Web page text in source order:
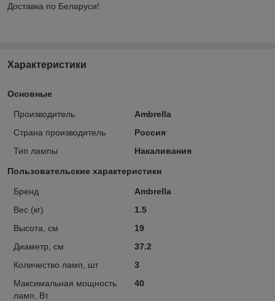
Доставка по Беларуси!
Характеристики
Основные
Производитель
Ambrella
Страна производитель
Россия
Тип лампы
Накаливания
Пользовательские характеристики
Бренд
Ambrella
Вес (кг)
1.5
Высота, см
19
Диаметр, см
37.2
Количество ламп, шт
3
Максимальная мощность
ламп, Вт
40